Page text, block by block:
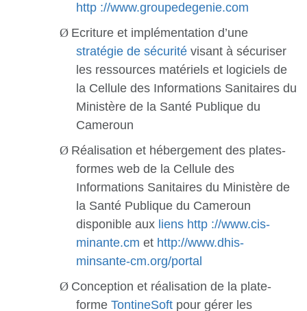
http ://www.groupedegenie.com
Ø Ecriture et implémentation d’une
stratégie de sécurité visant à sécuriser
les ressources matériels et logiciels de
la Cellule des Informations Sanitaires du
Ministère de la Santé Publique du
Cameroun
Ø Réalisation et hébergement des plates-
formes web de la Cellule des
Informations Sanitaires du Ministère de
la Santé Publique du Cameroun
disponible aux liens http ://www.cis-
minante.cm et http://www.dhis-
minsante-cm.org/portal
Ø Conception et réalisation de la plate-
forme TontineSoft pour gérer les